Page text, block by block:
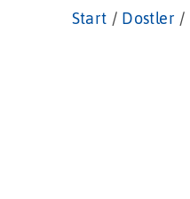
Start / Dostler /